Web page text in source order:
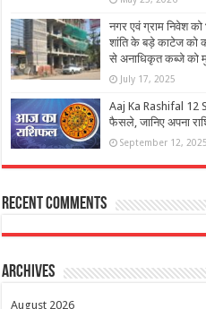
नगर एवं ग्राम निवेश को
शांति के बड़े काटेज को
से अनाधिकृत कब्जे को
July 17, 2025
Aaj Ka Rashifal
फैसले, जानिए अपना
September 12, 2025
Recent Comments
Archives
August 2026